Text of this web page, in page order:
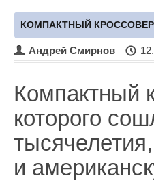
КОМПАКТНЫЙ КРОССОВЕР
Андрей Смирнов
Компактный
которого
и